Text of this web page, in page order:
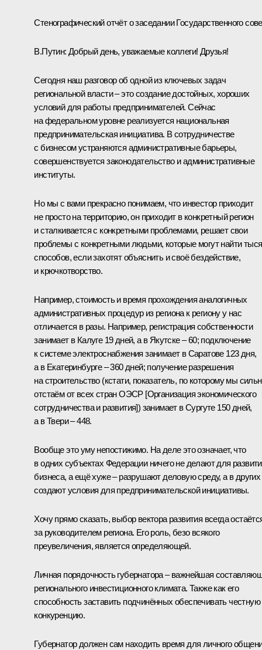
Стенографический отчёт о заседании Государственного
В.Путин: Добрый день, уважаемые коллеги! Друзья!
Сегодня наш разговор об одной из ключевых задач
региональной власти – это создание достойных, хороших
условий для работы предпринимателей. Сейчас
на федеральном уровне реализуется национальная
предпринимательская инициатива. В сотрудничестве
с бизнесом устраняются административные барьеры,
совершенствуется законодательство и административные
институты.
Но мы с вами прекрасно понимаем, что инвестор приходит
не просто на территорию, он приходит в конкретный регион
и сталкивается с конкретными проблемами, решает свои
проблемы с конкретными людьми, которые могут найти
способов, если захотят объяснить и своё бездействие,
и крючкотворство.
Например, стоимость и время прохождения аналогичных
административных процедур из региона к региону у нас
отличается в разы. Например, регистрация собственности
занимает в Калуге 19 дней, а в Якутске – 60; подключение
к системе электроснабжения занимает в Саратове 123 дня,
а в Екатеринбурге – 360 дней; получение разрешения
на строительство (кстати, показатель, по которому мы
отстаём от всех стран ОЭСР [Организация экономического
сотрудничества и развития]) занимает в Сургуте 150 дней,
а в Твери – 448.
Вообще это уму непостижимо. На деле это означает, что
в одних субъектах Федерации ничего не делают для
бизнеса, а ещё хуже – разрушают деловую среду, а в других
создают условия для предпринимательской инициативы.
Хочу прямо сказать, выбор вектора развития всегда
за руководителем региона. Его роль, безо всякого
преувеличения, является определяющей.
Личная порядочность губернатора – важнейшая
регионального инвестиционного климата. Также как его
способность заставить подчинённых обеспечивать честную
конкуренцию.
Губернатор должен сам находить время для личного